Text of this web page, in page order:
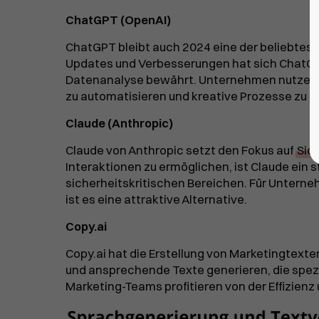
ChatGPT (OpenAI)
ChatGPT bleibt auch 2024 eine der
Updates und Verbesserungen hat sich
Datenanalyse bewährt. Unternehmen
zu automatisieren und kreative Prozesse zu
Claude (Anthropic)
Claude von Anthropic setzt den Fokus auf
Interaktionen zu ermöglichen, ist Claude ein
sicherheitskritischen Bereichen. Für
ist es eine attraktive Alternative.
Copy.ai
Copy.ai hat die Erstellung von
und ansprechende Texte generieren, die
Marketing-Teams profitieren von der